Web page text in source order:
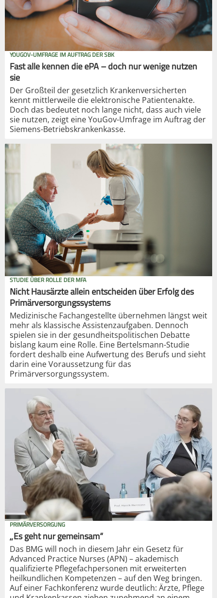
YOUGOV-UMFRAGE IM AUFTRAG DER SBK
Fast alle kennen die ePA – doch nur wenige nutzen
sie
Der Großteil der gesetzlich Krankenversicherten
kennt mittlerweile die elektronische Patientenakte.
Doch das bedeutet noch lange nicht, dass auch viele
sie nutzen, zeigt eine YouGov-Umfrage im Auftrag der
Siemens-Betriebskrankenkasse.
STUDIE ÜBER ROLLE DER MFA
Nicht Hausärzte allein entscheiden über Erfolg des
Primärversorgungssystems
Medizinische Fachangestellte übernehmen längst weit
mehr als klassische Assistenzaufgaben. Dennoch
spielen sie in der gesundheitspolitischen Debatte
bislang kaum eine Rolle. Eine Bertelsmann-Studie
fordert deshalb eine Aufwertung des Berufs und sieht
darin eine Voraussetzung für das
Primärversorgungssystem.
PRIMÄRVERSORGUNG
„Es geht nur gemeinsam“
Das BMG will noch in diesem Jahr ein Gesetz für
Advanced Practice Nurses (APN) – akademisch
qualifizierte Pflegefachpersonen mit erweiterten
heilkundlichen Kompetenzen – auf den Weg bringen.
Auf einer Fachkonferenz wurde deutlich: Ärzte, Pflege